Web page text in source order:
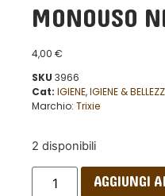
MONOUSO
4,00 €
SKU 3966
Cat: IGIENE,IGIENE &
Marchio: Trixie
2 disponibili
AGGIUNGI